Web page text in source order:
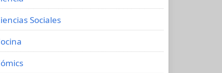
Sociales